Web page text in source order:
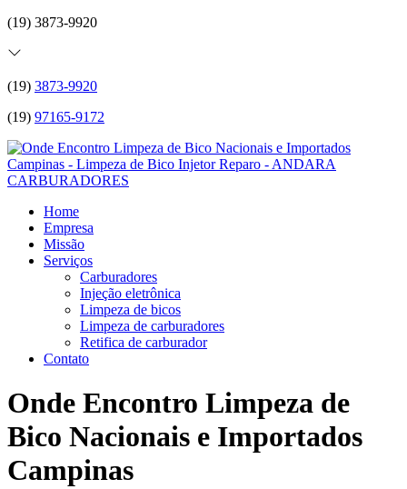
(19) 3873-9920
(19) 3873-9920
(19) 97165-9172
Home
Empresa
Missão
Serviços
Carburadores
Injeção eletrônica
Limpeza de bicos
Limpeza de carburadores
Retifica de carburador
Contato
Onde Encontro Limpeza de
Bico Nacionais e Importados
Campinas